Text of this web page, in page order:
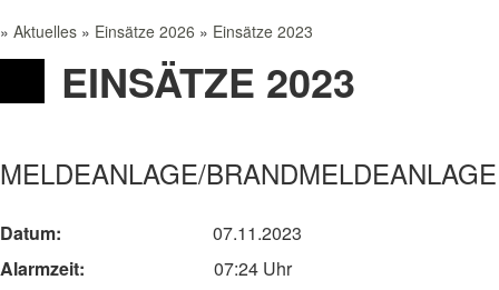
» Aktuelles » Einsätze 2026 » Einsätze 2023
EINSÄTZE 2023
MELDEANLAGE/BRANDMELDEANLAGE
Datum: 07.11.2023
Alarmzeit: 07:24 Uhr